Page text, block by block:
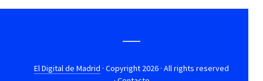
El Digital de Madrid · Copyright 2026 · All rights reserved